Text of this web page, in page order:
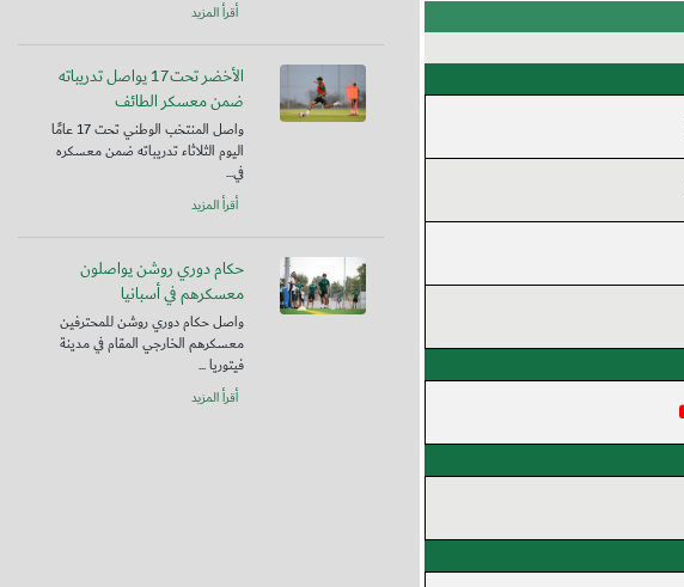
أقرأ المزيد
الأخضر تحت17 يواصل تدريباته
ضمن معسكر الطائف
واصل المنتخب الوطني تحت 17 عامًا
اليوم الثلاثاء تدريباته ضمن معسكره
في...
أقرأ المزيد
حكام دوري روشن يواصلون
معسكرهم في أسبانيا
واصل حكام دوري روشن للمحترفين
معسكرهم الخارجي المقام في مدينة
فيتوريا ...
أقرأ المزيد